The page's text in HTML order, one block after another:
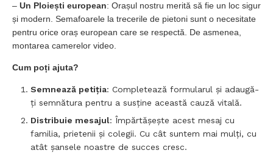
– Un Ploiești european: Orașul nostru merită să fie un loc sigur
și modern. Semafoarele la trecerile de pietoni sunt o necesitate
pentru orice oraș european care se respectă. De asmenea,
montarea camerelor video.
Cum poți ajuta?
Semnează petiția: Completează formularul și adaugă-
ți semnătura pentru a susține această cauză vitală.
Distribuie mesajul: Împărtășește acest mesaj cu
familia, prietenii și colegii. Cu cât suntem mai mulți, cu
atât șansele noastre de succes cresc.